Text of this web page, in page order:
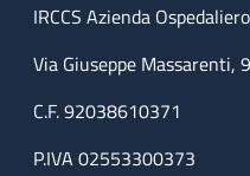
IRCCS Azienda
Via Giuseppe Massarenti,
C.F. 92038610371
P.IVA 02553300373